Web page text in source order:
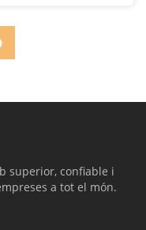
superior, confiable i
a tot el món.